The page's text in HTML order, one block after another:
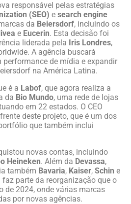
responsável pelas estratégias
(SEO) e search engine
da Beiersdorf, incluindo os
e Eucerin. Esta decisão foi
liderada pela Iris Londres,
A agência buscará
de mídia e expandir
na América Latina.
é a Labof, que agora realiza a
da Bio Mundo, uma rede de lojas
em 22 estados. O CEO
deste projeto, que é um dos
que também inclui
novas contas, incluindo
Heineken. Além da Devassa,
também Bavaria, Kaiser, Schin e
faz parte da reorganização que o
de 2024, onde várias marcas
por novas agências.